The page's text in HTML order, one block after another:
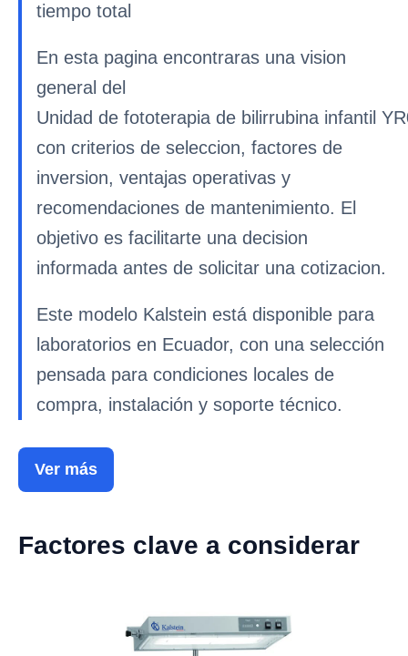
tiempo total
En esta pagina encontraras una vision
general del
Unidad de fototerapia de bilirrubina infantil
con criterios de seleccion, factores de
inversion, ventajas operativas y
recomendaciones de mantenimiento. El
objetivo es facilitarte una decision
informada antes de solicitar una cotizacion.
Este modelo Kalstein está disponible para
laboratorios en Ecuador, con una selección
pensada para condiciones locales de
compra, instalación y soporte técnico.
Ver más
Factores clave a considerar